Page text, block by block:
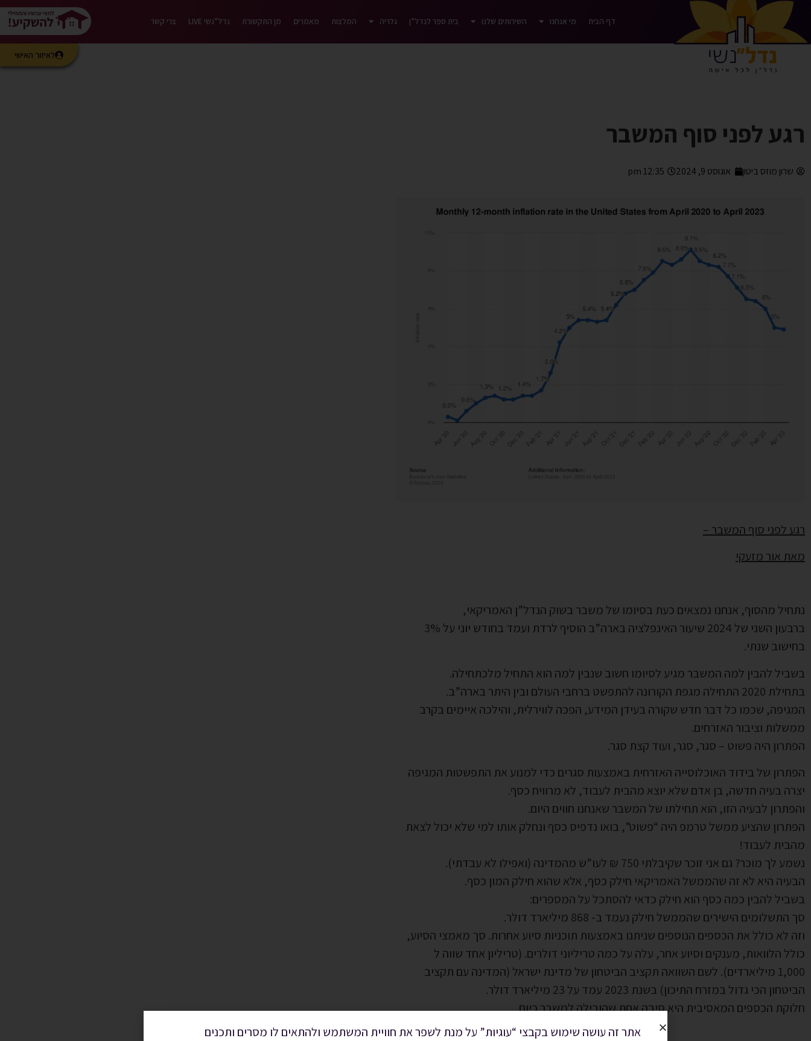
דף הבית מי אנחנו השירותים שלנו בית ספר לנדל”ן גלריה המלצות מאמרים מן התקשורת נדל”נשי LIVE צרי קשר
לאיזור האישי
רגע לפני סוף המשבר
שרון מוזס ביטון אוגוסט 9, 2024 12:35 pm
רגע לפני סוף המשבר –
מאת אור מזעקי
נתחיל מהסוף, אנחנו נמצאים כעת בסיומו של משבר בשוק הנדל”ן האמריקאי,
ברבעון השני של 2024 שיעור האינפלציה בארה”ב הוסיף לרדת ועמד בחודש יוני על 3%
בחישוב שנתי.
בשביל להבין למה המשבר מגיע לסיומו חשוב שנבין למה הוא התחיל מלכתחילה.
בתחילת 2020 התחילה מגפת הקורונה להתפשט ברחבי העולם ובין היתר בארה”ב.
המגיפה, שכמו כל דבר חדש שקורה בעידן המידע, הפכה לווירלית, והילכה איימים בקרב
ממשלות וציבור האזרחים.
הפתרון היה פשוט – סגר, סגר, ועוד קצת סגר.
הפתרון של בידוד האוכלוסייה האזרחית באמצעות סגרים כדי למנוע את התפשטות המגיפה
יצרה בעיה חדשה, בן אדם שלא יוצא מהבית לעבוד, לא מרוויח כסף.
והפתרון לבעיה הזו, הוא תחילתו של המשבר שאנחנו חווים היום.
הפתרון שהציע ממשל טרמפ היה “פשוט”, בואו נדפיס כסף ונחלק אותו למי שלא יכול לצאת
מהבית לעבוד!
נשמע לך מוכר? גם אני זוכר שקיבלתי 750 ₪ לעו”ש מהמדינה (ואפילו לא עבדתי).
הבעיה היא לא זה שהממשל האמריקאי חילק כסף, אלא שהוא חילק המון כסף.
בשביל להבין כמה כסף הוא חילק כדאי להסתכל על המספרים:
סך התשלומים הישירים שהממשל חילק נעמד ב- 868 מיליארד דולר.
וזה לא כולל את הכספים הנוספים שניתנו באמצעות תוכניות סיוע אחרות. סך מאמצי הסיוע,
כולל הלוואות, מענקים וסיוע אחר, עלה על כמה טריליוני דולרים. (טריליון אחד שווה ל
1,000 מיליארדים). לשם השוואה תקציב הביטחון של מדינת ישראל (המדינה עם תקציב
הביטחון הכי גדול במזרח התיכון) בשנת 2023 עמד על 23 מיליארד דולר.
חלוקת הכספים המאסיבית היא סיבה אחת שהובילה למשבר כיום.
אתר זה עושה שימוש בקבצי “עוגיות” על מנת לשפר את חוויית המשתמש ולהתאים לו מסרים ותכנים